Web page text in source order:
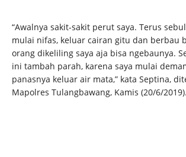
“Awalnya sakit-sakit perut saya. Terus
mulai nifas, keluar cairan gitu dan berbau
orang dikeliling saya aja bisa ngebaunya.
ini tambah parah, karena saya mulai
panasnya keluar air mata,” kata Septina,
Mapolres Tulangbawang, Kamis (20/6/2019).